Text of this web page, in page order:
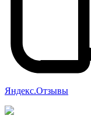
Яндекс.Отзывы